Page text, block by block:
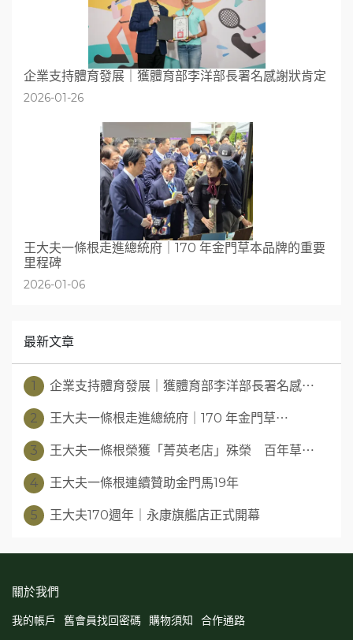
企業支持體育發展｜獲體育部李洋部長署名感謝狀肯定
2026-01-26
王大夫一條根走進總統府｜170 年金門草本品牌的重要
里程碑
2026-01-06
最新文章
1 企業支持體育發展｜獲體育部李洋部長署名感⋯
2 王大夫一條根走進總統府｜170 年金門草⋯
3 王大夫一條根榮獲「菁英老店」殊榮 百年草⋯
4 王大夫一條根連續贊助金門馬19年
5 王大夫170週年｜永康旗艦店正式開幕
關於我們
我的帳戶 舊會員找回密碼 購物須知 合作通路